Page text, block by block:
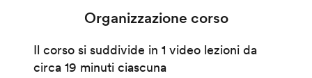
Organizzazione corso
Il corso si suddivide in 1 video lezioni da
circa 19 minuti ciascuna